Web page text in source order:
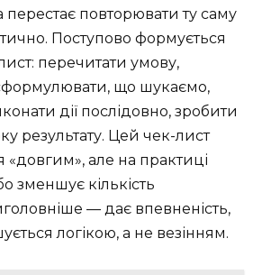
перестає повторювати ту саму
Поступово формується
перечитати умову,
що шукаємо,
дії послідовно, зробити
результату. Цей чек-лист
«довгим», але на практиці
зменшує кількість
— дає впевненість,
логікою, а не везінням.